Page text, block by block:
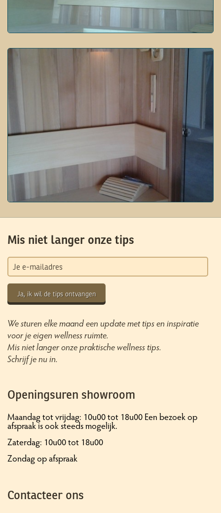
Mis niet langer onze tips
Ja, ik wil de tips ontvangen
We sturen elke maand een update met tips en inspiratie
voor je eigen wellness ruimte.
Mis niet langer onze praktische wellness tips.
Schrijf je nu in.
Openingsuren showroom
Maandag tot vrijdag: 10u00 tot 18u00 Een bezoek op
afspraak is ook steeds mogelijk.
Zaterdag: 10u00 tot 18u00
Zondag op afspraak
Contacteer ons